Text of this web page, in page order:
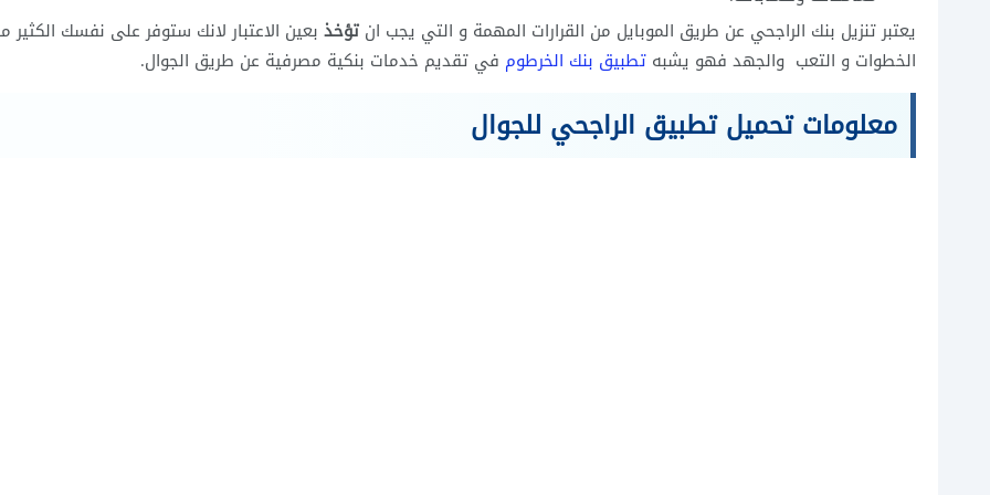
يعتبر تنزيل بنك الراجحي عن طريق الموبايل من القرارات المهمة و التي يجب ان تؤخذ بعين الاعتبار لانك ستوفر على نفسك الكثير
الخطوات و التعب والجهد فهو يشبه تطبيق بنك الخرطوم في تقديم خدمات بنكية مصرفية عن طريق الجوال.
معلومات تحميل تطبيق الراجحي للجوال